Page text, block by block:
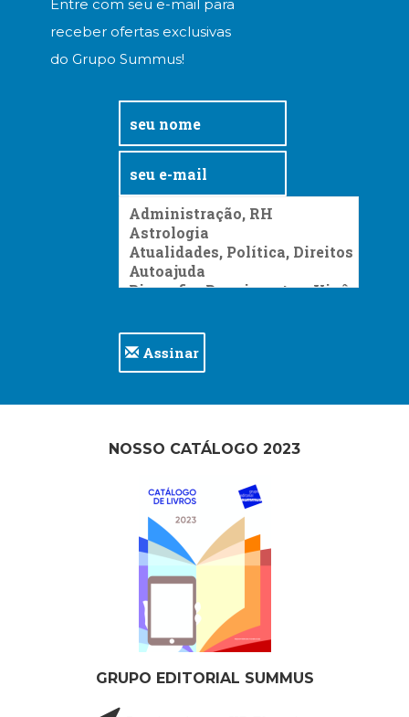
Entre com seu e-mail para
receber ofertas exclusivas
do Grupo Summus!
Assinar
NOSSO CATÁLOGO 2023
GRUPO EDITORIAL SUMMUS